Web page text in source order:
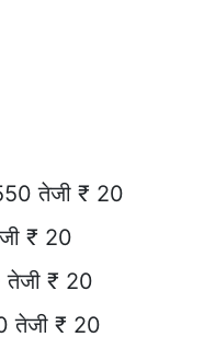
तेजी ₹ 20
₹ 20
तेजी ₹ 20
तेजी ₹ 20